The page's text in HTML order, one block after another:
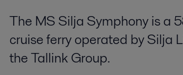
The MS Silja Symphony is a
cruise ferry operated by Silja
the Tallink Group.